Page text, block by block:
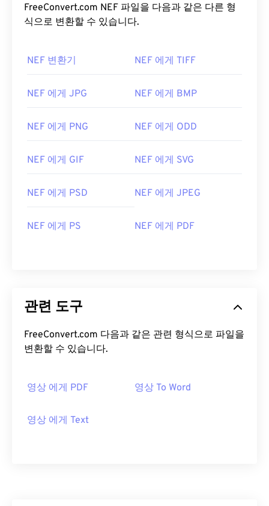
FreeConvert.com NEF 파일을 다음과 같은 다른 형
식으로 변환할 수 있습니다.
NEF 변환기 NEF 에게 TIFF
NEF 에게 JPG NEF 에게 BMP
NEF 에게 PNG NEF 에게 ODD
NEF 에게 GIF NEF 에게 SVG
NEF 에게 PSD NEF 에게 JPEG
NEF 에게 PS NEF 에게 PDF
관련 도구
FreeConvert.com 다음과 같은 관련 형식으로 파일을
변환할 수 있습니다.
영상 에게 PDF 영상 To Word
영상 에게 Text